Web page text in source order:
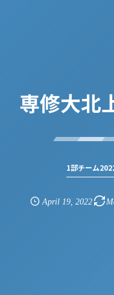
専修大北
1部チーム
April 19, 2022